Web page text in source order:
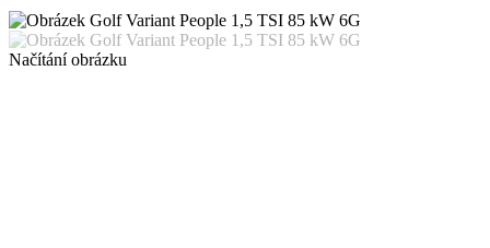
Načítání obrázku